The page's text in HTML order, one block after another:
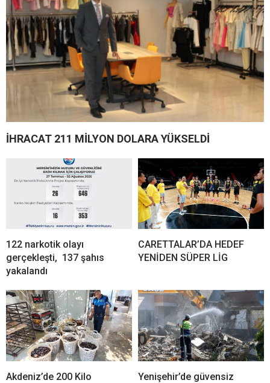
İHRACAT 211 MİLYON DOLARA YÜKSELDİ
122 narkotik olayı
gerçekleşti, 137 şahıs
yakalandı
CARETTALAR’DA HEDEF
YENİDEN SÜPER LİG
Akdeniz’de 200 Kilo
Yenişehir’de güvensiz